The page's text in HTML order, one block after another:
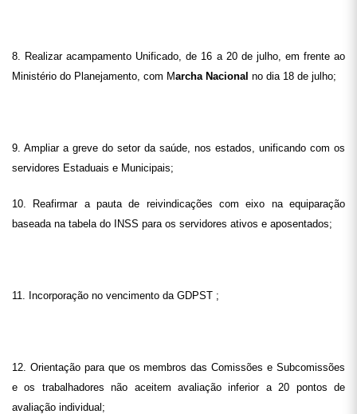
8. Realizar acampamento Unificado, de 16 a 20 de julho, em frente ao
Ministério do Planejamento, com Marcha Nacional no dia 18 de julho;
9. Ampliar a greve do setor da saúde, nos estados, unificando com os
servidores Estaduais e Municipais;
10. Reafirmar a pauta de reivindicações com eixo na equiparação
baseada na tabela do INSS para os servidores ativos e aposentados;
11. Incorporação no vencimento da GDPST ;
12. Orientação para que os membros das Comissões e Subcomissões
e os trabalhadores não aceitem avaliação inferior a 20 pontos de
avaliação individual;